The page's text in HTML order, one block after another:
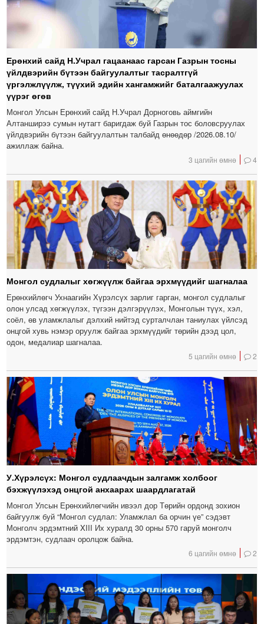
Ерөнхий сайд Н.Учрал гацаанаас гарсан Газрын тосны
үйлдвэрийн бүтээн байгуулалтыг тасралтгүй
үргэлжлүүлж, түүхий эдийн хангамжийг баталгаажуулах
үүрэг өгөв
Монгол Улсын Ерөнхий сайд Н.Учрал Дорноговь аймгийн
Алтанширээ сумын нутагт баригдаж буй Газрын тос боловсруулах
үйлдвэрийн бүтээн байгуулалтын талбайд өнөөдөр /2026.08.10/
ажиллаж байна.
3 цагийн өмнө 4
Монгол судлалыг хөгжүүлж байгаа эрхмүүдийг шагналаа
Ерөнхийлөгч Ухнаагийн Хүрэлсүх зарлиг гарган, монгол судлалыг
олон улсад хөгжүүлэх, түгээн дэлгэрүүлэх, Монголын түүх, хэл,
соёл, өв уламжлалыг дэлхий нийтэд сурталчлан таниулах үйлсэд
онцгой хувь нэмэр оруулж байгаа эрхмүүдийг төрийн дээд цол,
одон, медалиар шагналаа.
5 цагийн өмнө 2
У.Хүрэлсүх: Монгол судлаачдын залгамж холбоог
бэхжүүлэхэд онцгой анхаарах шаардлагатай
Монгол Улсын Ерөнхийлөгчийн ивээл дор Төрийн ордонд зохион
байгуулж буй “Монгол судлал: Уламжлал ба орчин үе” сэдэвт
Монголч эрдэмтний XIII Их хуралд 30 орны 570 гаруй монголч
эрдэмтэн, судлаач оролцож байна.
6 цагийн өмнө 2